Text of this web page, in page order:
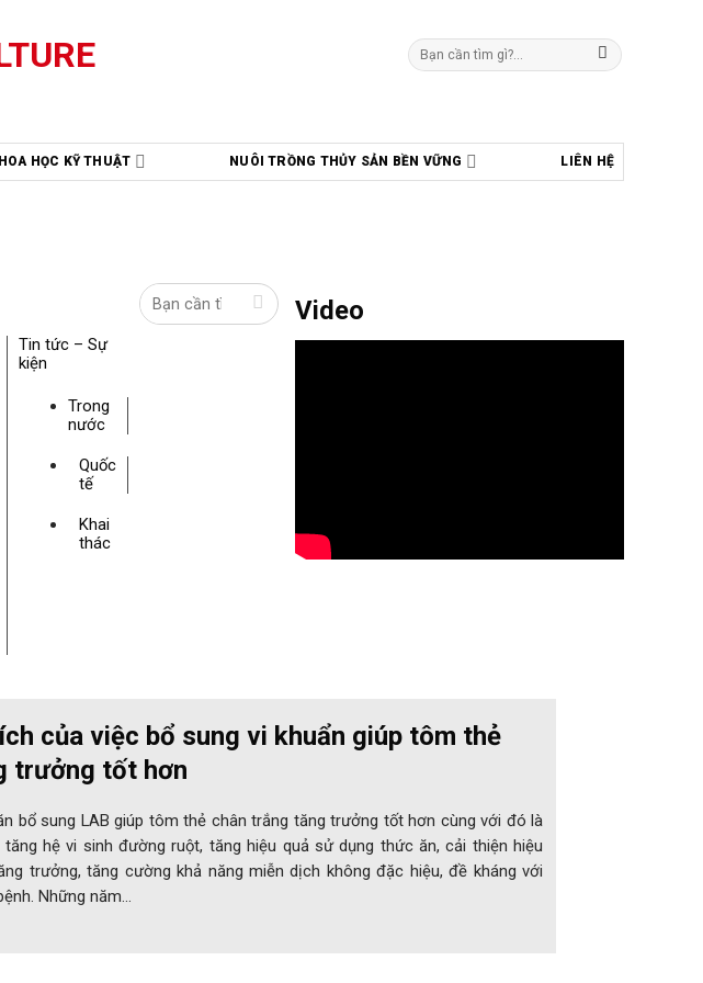
Tìm
kiếm:
HỌC KỸ THUẬT NUÔI TRỒNG THỦY SẢN BỀN VỮNG LIÊN HỆ
Tin tức – Sự
kiện
Trong
nước
Quốc
tế
Khai
thác
của việc bổ sung vi khuẩn giúp tôm thẻ
trưởng tốt hơn
bổ sung LAB giúp tôm thẻ chân trắng tăng trưởng tốt hơn cùng với đó là
hệ vi sinh đường ruột, tăng hiệu quả sử dụng thức ăn, cải thiện hiệu
trưởng, tăng cường khả năng miễn dịch không đặc hiệu, đề kháng với
Những năm…
Video